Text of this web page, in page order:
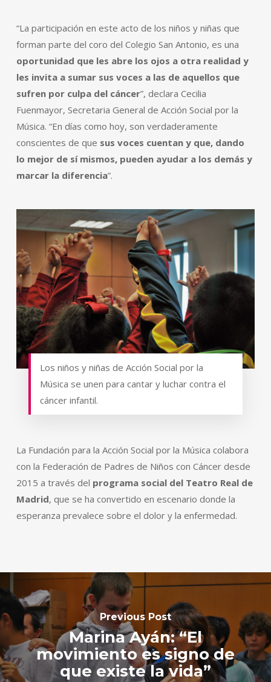
“La participación en este acto de los niños y niñas que
forman parte del coro del Colegio San Antonio, es una
oportunidad que les abre los ojos a otra realidad y
les invita a sumar sus voces a las de aquellos que
sufren por culpa del cáncer”, declara Cecilia
Fuenmayor, Secretaria General de Acción Social por la
Música. “En días como hoy, son verdaderamente
conscientes de que sus voces cuentan y que, dando
lo mejor de sí mismos, pueden ayudar a los demás y
marcar la diferencia”.
Los niños y niñas de Acción Social por la
Música se unen para cantar y luchar contra el
cáncer infantil.
La Fundación para la Acción Social por la Música colabora
con la Federación de Padres de Niños con Cáncer desde
2015 a través del programa social del Teatro Real de
Madrid, que se ha convertido en escenario donde la
esperanza prevalece sobre el dolor y la enfermedad.
Previous Post
Marina Ayán: “El
movimiento es signo de
que existe la vida”